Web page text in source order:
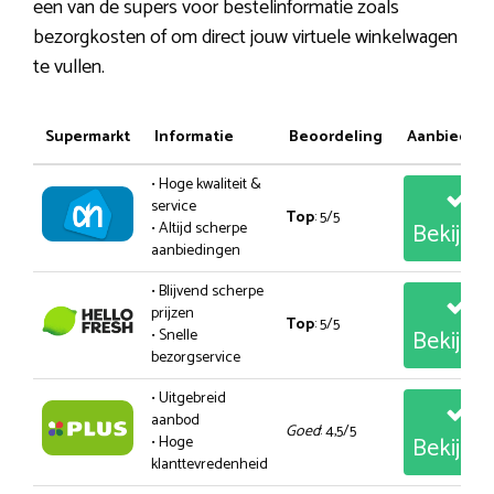
een van de supers voor bestelinformatie zoals
bezorgkosten of om direct jouw virtuele winkelwagen
te vullen.
Supermarkt Informatie Beoordeling
• Hoge kwaliteit &
service
• Altijd scherpe
aanbiedingen
Top: 5/5
• Blijvend scherpe
prijzen
• Snelle
bezorgservice
Top: 5/5
• Uitgebreid
aanbod
• Hoge
klanttevredenheid
Goed: 4,5/5